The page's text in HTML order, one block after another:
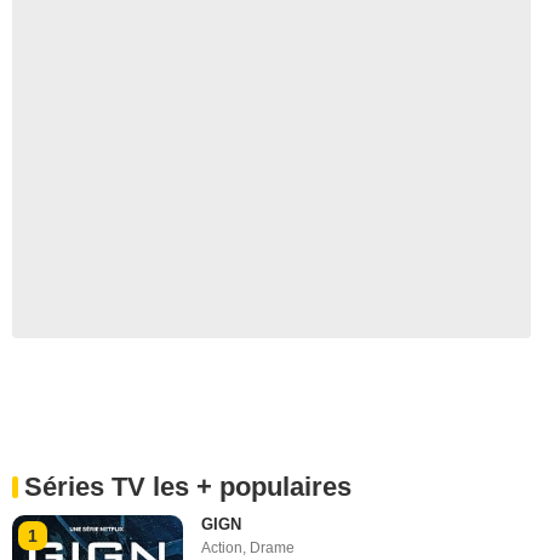
Séries TV les + populaires
1
GIGN
Action, Drame